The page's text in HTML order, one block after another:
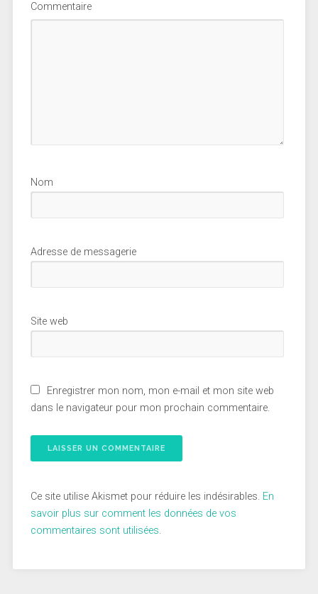
Commentaire
Nom
Adresse de messagerie
Site web
Enregistrer mon nom, mon e-mail et mon site web
dans le navigateur pour mon prochain commentaire.
Ce site utilise Akismet pour réduire les indésirables. En
savoir plus sur comment les données de vos
commentaires sont utilisées.